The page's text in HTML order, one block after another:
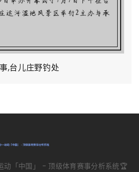
,台儿庄野钓处
「中国」 - 顶级体育赛事分析系统🏆